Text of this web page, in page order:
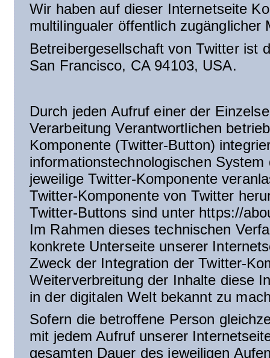
Wir haben auf dieser Internetseite
multilingualer öffentlich zugänglicher
Betreibergesellschaft von Twitter ist
San Francisco, CA 94103, USA.
Durch jeden Aufruf einer der
Verarbeitung Verantwortlichen
Komponente (Twitter-Button)
informationstechnologischen
jeweilige Twitter-Komponente
Twitter-Komponente von Twitter
Twitter-Buttons sind unter https://
Im Rahmen dieses technischen
konkrete Unterseite unserer
Zweck der Integration der Twitter-
Weiterverbreitung der Inhalte diese
in der digitalen Welt bekannt zu
Sofern die betroffene Person
mit jedem Aufruf unserer
gesamten Dauer des jeweiligen